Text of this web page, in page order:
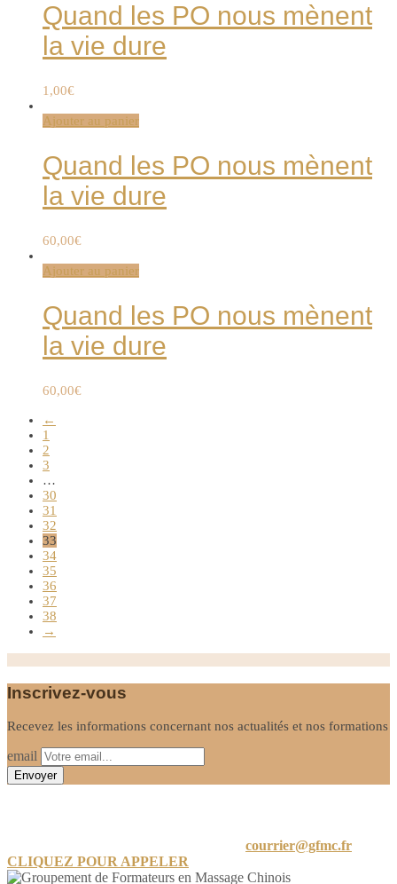
Quand les PO nous mènent
la vie dure
1,00€
Ajouter au panier
Quand les PO nous mènent
la vie dure
60,00€
Ajouter au panier
Quand les PO nous mènent
la vie dure
60,00€
←
1
2
3
…
30
31
32
33
34
35
36
37
38
→
Inscrivez-vous
Recevez les informations concernant nos actualités et nos formations
email
courrier@gfmc.fr
CLIQUEZ POUR APPELER